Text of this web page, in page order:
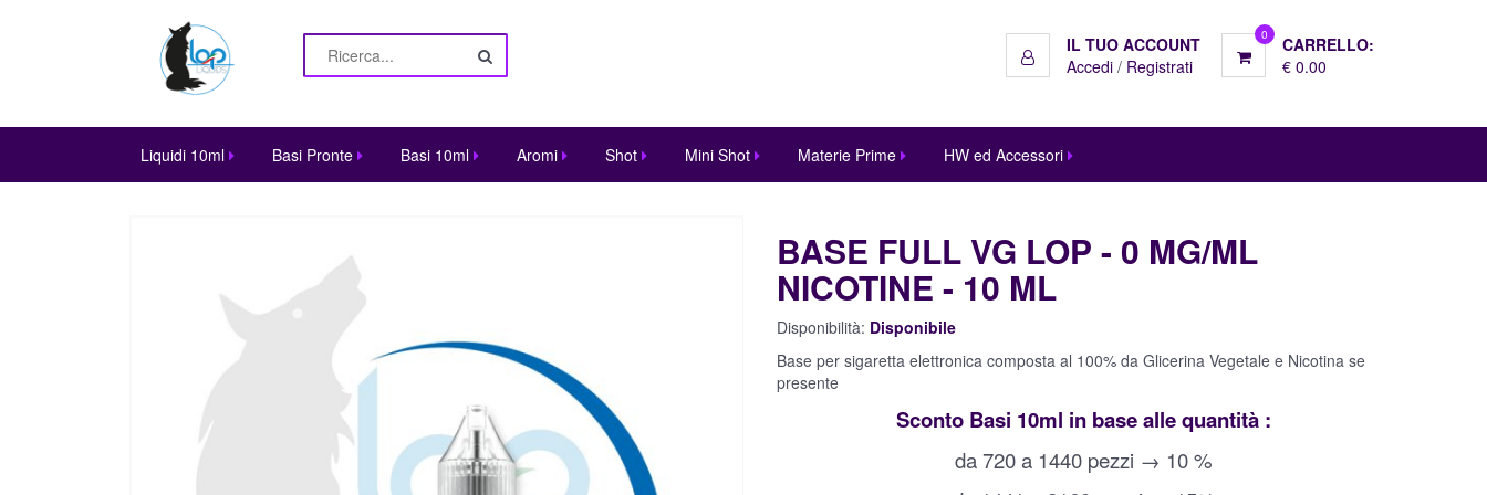
IL TUO ACCOUNT
Accedi / Registrati
0
CARRELLO:
€ 0.00
Liquidi 10ml Basi Pronte Basi 10ml Aromi Shot Mini Shot Materie Prime HW ed Accessori
BASE FULL VG LOP - 0 MG/ML
NICOTINE - 10 ML
Disponibilità: Disponibile
Base per sigaretta elettronica composta al 100% da Glicerina Vegetale e Nicotina se
presente
Sconto Basi 10ml in base alle quantità :
da 720 a 1440 pezzi → 10 %